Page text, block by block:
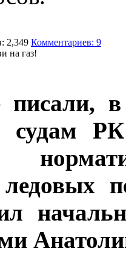
2,349 Комментариев: 9
на газ!
в
РК